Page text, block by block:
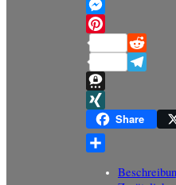
Mastodon
Messenger
Pinterest
Reddit
Telegram
Threema
XINGShare